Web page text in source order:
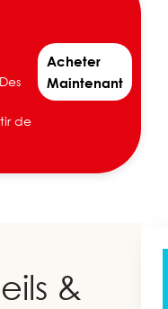
de
Acheter
Maintenant
&